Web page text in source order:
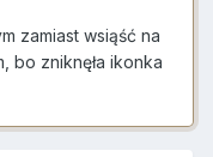
zamiast wsiąść na
bo zniknęła ikonka